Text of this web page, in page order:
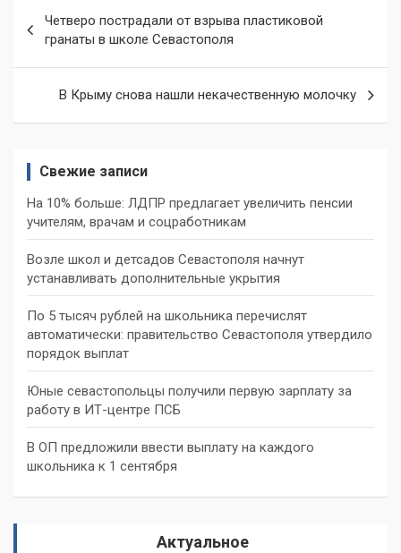
по
записям
Четверо пострадали от взрыва пластиковой
гранаты в школе Севастополя
В Крыму снова нашли некачественную молочку
Свежие записи
На 10% больше: ЛДПР предлагает увеличить пенсии
учителям, врачам и соцработникам
Возле школ и детсадов Севастополя начнут
устанавливать дополнительные укрытия
По 5 тысяч рублей на школьника перечислят
автоматически: правительство Севастополя утвердило
порядок выплат
Юные севастопольцы получили первую зарплату за
работу в ИТ-центре ПСБ
В ОП предложили ввести выплату на каждого
школьника к 1 сентября
Актуальное